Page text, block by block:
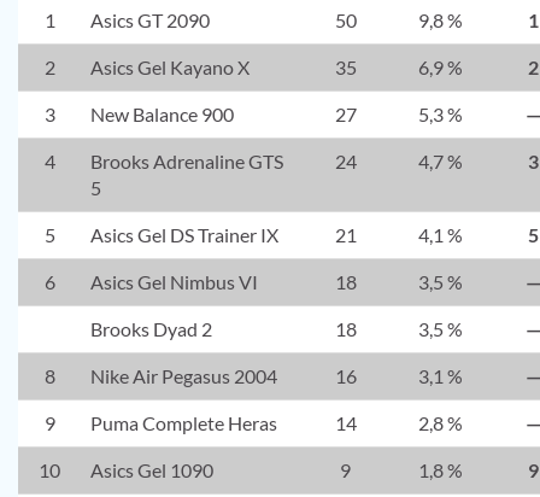
1 Asics GT 2090 50 9,8 % 1
2 Asics Gel Kayano X 35 6,9 % 2
3 New Balance 900 27 5,3 % —
4
Brooks Adrenaline GTS
5
24 4,7 % 3
5 Asics Gel DS Trainer IX 21 4,1 % 5
6 Asics Gel Nimbus VI 18 3,5 % —
Brooks Dyad 2 18 3,5 % —
8 Nike Air Pegasus 2004 16 3,1 % —
9 Puma Complete Heras 14 2,8 % —
10 Asics Gel 1090 9 1,8 % 9